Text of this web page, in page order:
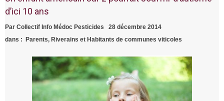
castanerisation de l’agriculture.
Adhésion et renouvellement d’adhésion au
faire et comment faire ?
officiellement enregistré sur le registre
national de la Poste.
Lettre ouverte aux candidats aux élections
municipales en Gironde.
« Agribashing » : un levier d’influence pour
une partie du monde agricole.
Travailleurs de vignes : Les EPI une
protection insuffisante voire dangereuse.
Charte départementale et Chambre
d’ici 10 ans
Par Collectif Info Médoc Pesticides
28 décembre 2014
dans :
Parents, Riverains et Habitants de communes viticoles